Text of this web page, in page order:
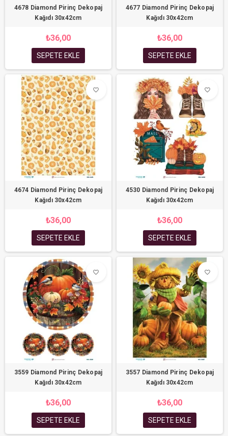
4678 Diamond Pirinç Dekopaj
Kağıdı 30x42cm
₺36,00
SEPETE EKLE
4677 Diamond Pirinç Dekopaj
Kağıdı 30x42cm
₺36,00
SEPETE EKLE
favorite_border
4674 Diamond Pirinç Dekopaj
Kağıdı 30x42cm
₺36,00
SEPETE EKLE
favorite_border
4530 Diamond Pirinç Dekopaj
Kağıdı 30x42cm
₺36,00
SEPETE EKLE
favorite_border
3559 Diamond Pirinç Dekopaj
Kağıdı 30x42cm
₺36,00
SEPETE EKLE
favorite_border
3557 Diamond Pirinç Dekopaj
Kağıdı 30x42cm
₺36,00
SEPETE EKLE